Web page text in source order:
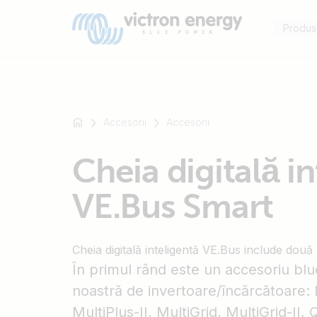
Accesorii Accesorii
Cheia digitală
VE.Bus Smart
Cheia digitală inteligentă VE.Bus include
În primul rând este un accesoriu
noastră de invertoare/încărcătoare:
MultiPlus-II, MultiGrid, MultiGrid-II,